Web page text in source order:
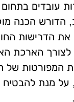
עובדים
הדורש הכנה
הדרישות
לצורך הארכת
המפורטות של
על מנת להבטיח